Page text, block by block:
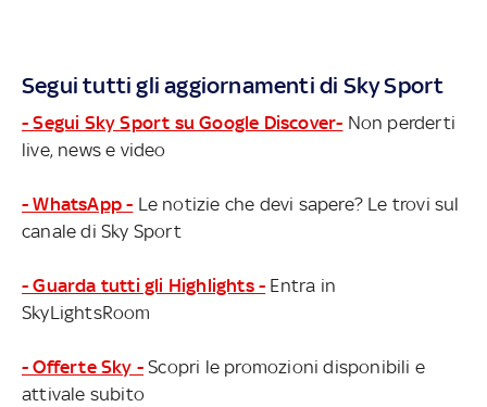
Segui tutti gli aggiornamenti di Sky Sport
- Segui Sky Sport su Google Discover- Non perderti
live, news e video
- WhatsApp - Le notizie che devi sapere? Le trovi sul
canale di Sky Sport
- Guarda tutti gli Highlights - Entra in
SkyLightsRoom
- Offerte Sky - Scopri le promozioni disponibili e
attivale subito